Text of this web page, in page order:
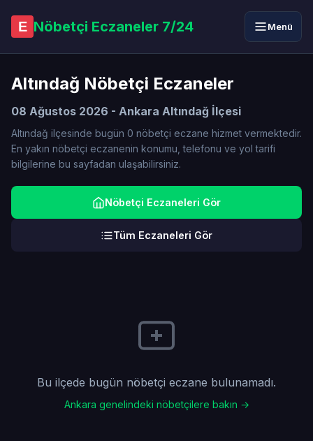
E Nöbetçi Eczaneler 7/24 Menü
Altındağ Nöbetçi Eczaneler
08 Ağustos 2026 - Ankara Altındağ İlçesi
Altındağ ilçesinde bugün 0 nöbetçi eczane hizmet vermektedir.
En yakın nöbetçi eczanenin konumu, telefonu ve yol tarifi
bilgilerine bu sayfadan ulaşabilirsiniz.
Nöbetçi Eczaneleri Gör
Tüm Eczaneleri Gör
Bu ilçede bugün nöbetçi eczane bulunamadı.
Ankara genelindeki nöbetçilere bakın →